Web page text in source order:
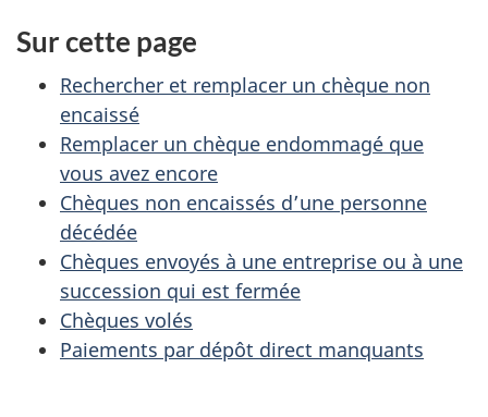
t
r
e
ç
u
s
Sur cette page
Rechercher et remplacer un chèque non
encaissé
Remplacer un chèque endommagé que
vous avez encore
Chèques non encaissés d’une personne
décédée
Chèques envoyés à une entreprise ou à une
succession qui est fermée
Chèques volés
Paiements par dépôt direct manquants